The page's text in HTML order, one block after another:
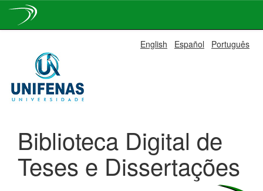
navigation
English Español Português
Biblioteca Digital de
Teses e Dissertações